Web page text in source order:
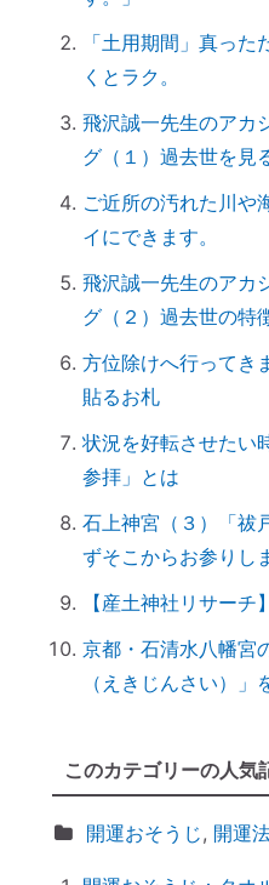
引き寄せられない
書き換え・癒しが
【ご感想｜カウン
も癒してもらいま
初詣に間に合わ
「氏神神社」と
すか？
「産土神社」の
は？
【ご感想｜カウ
ました
日本国民を癒し
「日本の神社」と
スマホのない暮ら
引き寄せ難民のあ
きこととは？
前世を教えてもら
損！
しちゃうのは、無
【心と魂が整う】
「土用期間」真っ
くとラク。
飛沢誠一先生のアカ
グ（１）過去世を見
ご近所の汚れた川や
イにできます。
飛沢誠一先生のアカ
グ（２）過去世の特
方位除けへ行ってき
貼るお札
状況を好転させたい
参拝」とは
石上神宮（３）「祓
ずそこからお参りし
【産土神社リサー
京都・石清水八幡宮
（えきじんさい）」
このカテゴリーの人気
開運おそうじ, 開運